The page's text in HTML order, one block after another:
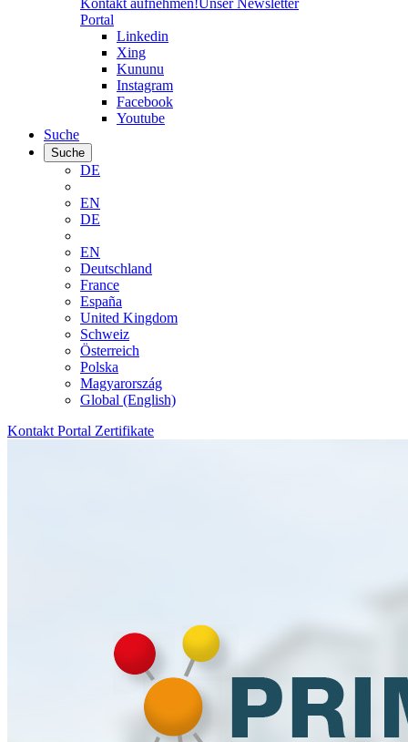
Kontakt aufnehmen!Unser Newsletter
Portal
Linkedin
Xing
Kununu
Instagram
Facebook
Youtube
Suche
Suche
DE
EN
DE
EN
Deutschland
France
España
United Kingdom
Schweiz
Österreich
Polska
Magyarország
Global (English)
Kontakt Portal Zertifikate